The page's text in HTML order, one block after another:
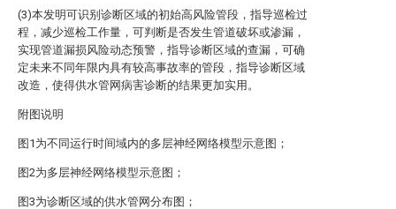
(3)本发明可识别诊断区域的初始高风险管段，指导巡检过
程，减少巡检工作量，可判断是否发生管道破坏或渗漏，
实现管道漏损风险动态预警，指导诊断区域的查漏，可确
定未来不同年限内具有较高事故率的管段，指导诊断区域
改造，使得供水管网病害诊断的结果更加实用。
附图说明
图1为不同运行时间域内的多层神经网络模型示意图；
图2为多层神经网络模型示意图；
图3为诊断区域的供水管网分布图；